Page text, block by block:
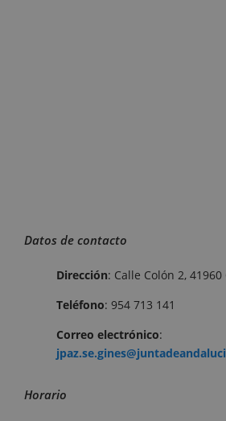
Datos de contacto
Dirección: Calle Colón 2, 41960
Teléfono: 954 713 141
Correo electrónico:
Horario